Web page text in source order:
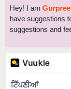
Hey! I am
have suggestions
suggestions and